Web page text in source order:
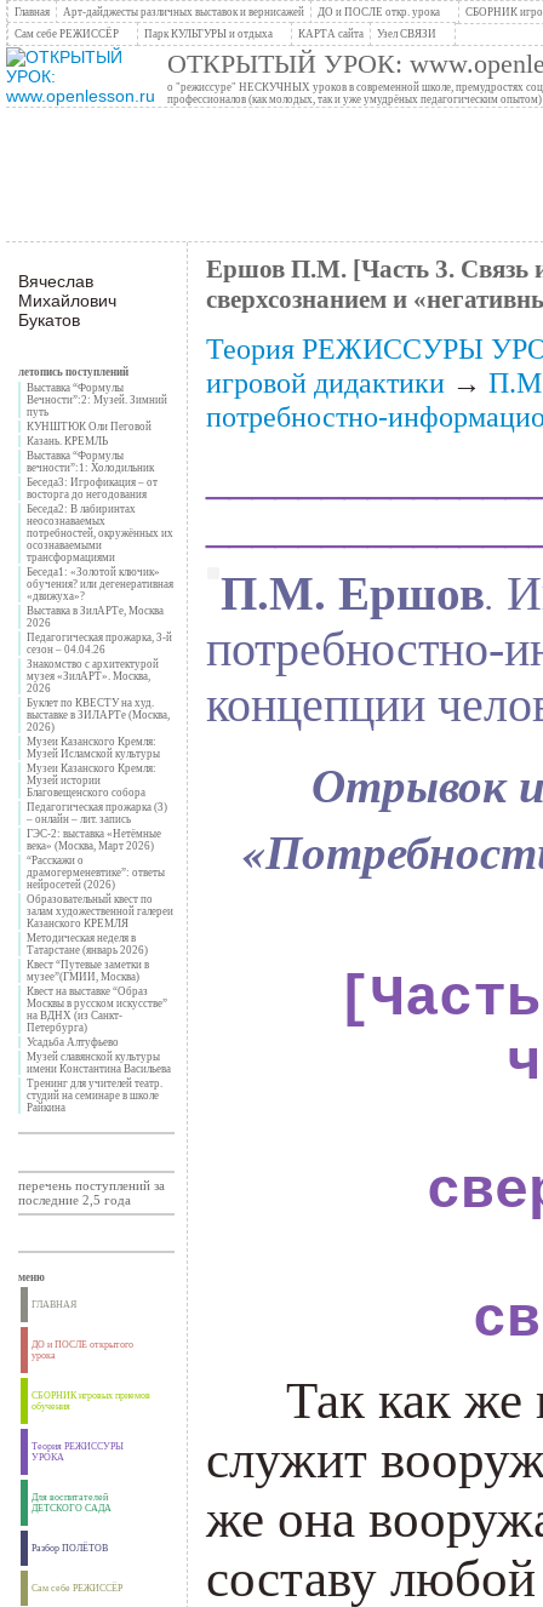
Главная Арт-дайджесты различных выставок и вернисажей ДО и ПОСЛЕ откр. урока
СБОРНИК
Сам себе РЕЖИССЁР
Парк КУЛЬТУРЫ и отдыха КАРТА сайта Узел СВЯЗИ
ОТКРЫТЫЙ УРОК:
о "режиссуре" НЕСКУЧНЫХ уроков в современной школе, премудростях
профессионалов (как молодых, так и уже умудрёных педагогическим опытом)
Вячеслав
Михайлович
Букатов
летопись поступлений
Выставка “Формулы
Вечности”:2: Музей. Зимний
путь
КУНШТЮК Оли Пеговой
Казань. КРЕМЛЬ
Выставка “Формулы
вечности”:1: Холодильник
Беседа3: Игрофикация – от
восторга до негодования
Беседа2: В лабиринтах
неосознаваемых
потребностей, окружённых их
осознаваемыми
трансформациями
Беседа1: «Золотой ключик»
обучения? или дегенеративная
«движуха»?
Выставка в ЗилАРТе, Москва
2026
Педагогическая прожарка, 3-й
сезон – 04.04.26
Знакомство с архитектурой
музея «ЗилАРТ». Москва,
2026
Буклет по КВЕСТУ на худ.
выставке в ЗИЛАРТе (Москва,
2026)
Музеи Казанского Кремля:
Музей Исламской культуры
Музеи Казанского Кремля:
Музей истории
Благовещенского собора
Педагогическая прожарка (3)
– онлайн – лит. запись
ГЭС-2: выставка «Нетёмные
века» (Москва, Март 2026)
“Расскажи о
драмогерменевтике”: ответы
нейросетей (2026)
Образовательный квест по
залам художественной галереи
Казанского КРЕМЛЯ
Методическая неделя в
Татарстане (январь 2026)
Квест “Путевые заметки в
музее”(ГМИИ, Москва)
Квест на выставке “Образ
Москвы в русском искусстве”
на ВДНХ (из Санкт-
Петербурга)
Усадьба Алтуфьево
Музей славянской культуры
имени Константина Васильева
Тренинг для учителей театр.
студий на семинаре в школе
Райкина
перечень поступлений за
последние 2,5 года
меню
ГЛАВНАЯ
ДО и ПОСЛЕ открытого
урока
СБОРНИК игровых приемов
обучения
Теория РЕЖИССУРЫ
УРОКА
Для воспитателей
ДЕТСКОГО САДА
Разбор ПОЛЁТОВ
Сам себе РЕЖИССЁР
Ершов П.М. [Часть 3. Связь
сверхсознанием и
Теория РЕЖИССУРЫ
игровой дидактики→
потребностно-
П.М. Ершов.
потребностно-
концепции
Отрывок
«
Так как же
служит
же она
составу